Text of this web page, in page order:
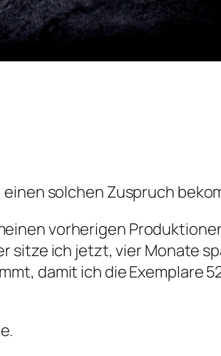
solchen Zuspruch
vorherigen
sitze ich jetzt, vier Monate
damit ich die Exemplare